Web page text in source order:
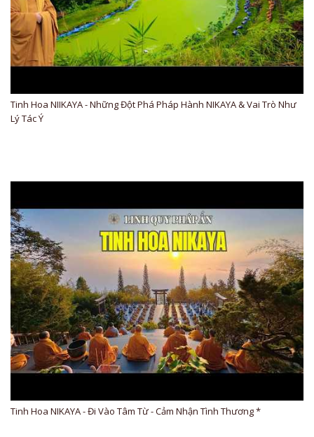
Tinh Hoa NIIKAYA - Những Đột Phá Pháp Hành NIKAYA & Vai Trò Như
Lý Tác Ý
Tinh Hoa NIKAYA - Đi Vào Tâm Từ - Cảm Nhận Tình Thương *